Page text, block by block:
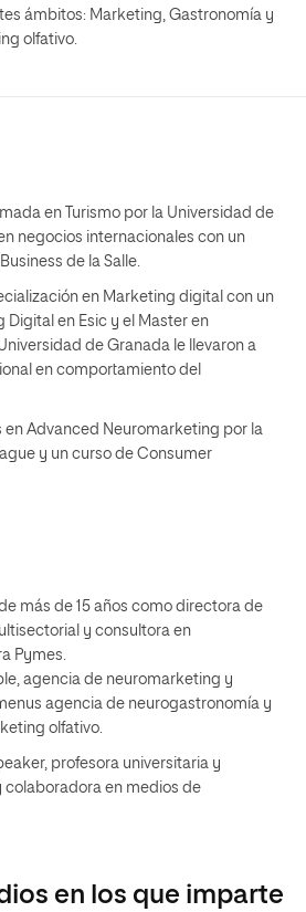
ámbitos: Marketing, Gastronomía y
olfativo.
en Turismo por la Universidad de
negocios internacionales con un
de la Salle.
en Marketing digital con un
en Esic y el Master en
de Granada le llevaron a
en comportamiento del
en Advanced Neuromarketing por la
y un curso de Consumer
más de 15 años como directora de
y consultora en
Pymes.
agencia de neuromarketing y
agencia de neurogastronomía y
olfativo.
profesora universitaria y
en medios de
en los que imparte